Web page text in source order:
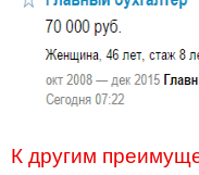
К другим